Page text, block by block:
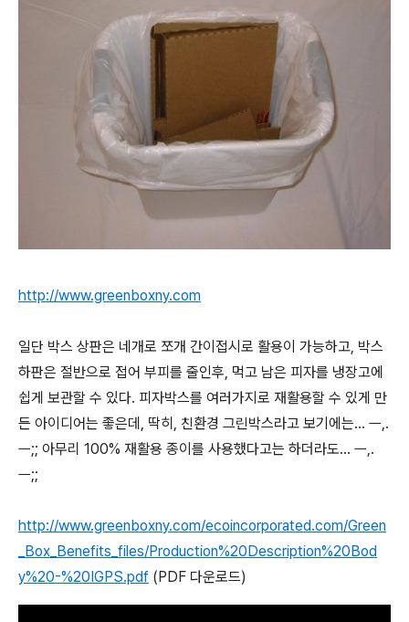
http://www.greenboxny.com
일단 박스 상판은 네개로 쪼개 간이접시로 활용이 가능하고, 박스
하판은 절반으로 접어 부피를 줄인후, 먹고 남은 피자를 냉장고에
쉽게 보관할 수 있다. 피자박스를 여러가지로 재활용할 수 있게 만
든 아이디어는 좋은데, 딱히, 친환경 그린박스라고 보기에는... ㅡ,.
ㅡ;; 아무리 100% 재활용 종이를 사용했다고는 하더라도... ㅡ,.
ㅡ;;
http://www.greenboxny.com/ecoincorporated.com/Green
_Box_Benefits_files/Production%20Description%20Bod
y%20-%20IGPS.pdf (PDF 다운로드)